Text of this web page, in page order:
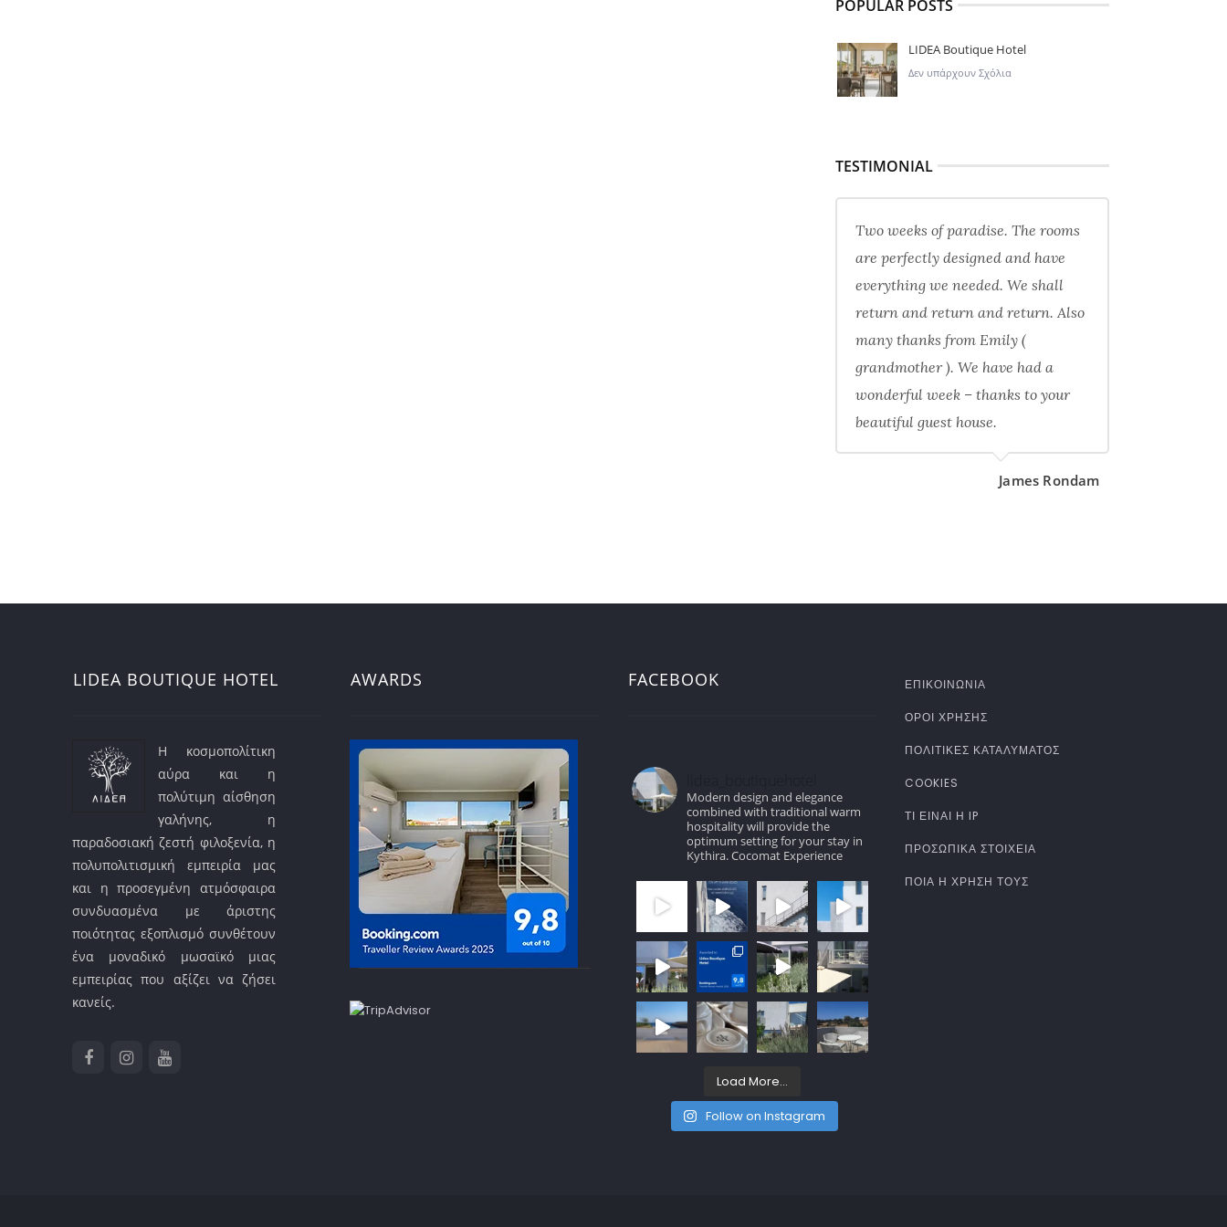
POPULAR POSTS
LIDEA Boutique Hotel
Δεν υπάρχουν Σχόλια
TESTIMONIAL
Two weeks of paradise. The rooms
are perfectly designed and have
everything we needed. We shall
return and return and return. Also
many thanks from Emily (
grandmother ). We have had a
wonderful week – thanks to your
beautiful guest house.
James Rondam
LIDEA BOUTIQUE HOTEL
Η κοσμοπολίτικη
αύρα και η
πολύτιμη αίσθηση
γαλήνης, η
παραδοσιακή ζεστή φιλοξενία, η
πολυπολιτισμική εμπειρία μας
και η προσεγμένη ατμόσφαιρα
συνδυασμένα με άριστης
ποιότητας εξοπλισμό συνθέτουν
ένα μοναδικό μωσαϊκό μιας
εμπειρίας που αξίζει να ζήσει
κανείς.
AWARDS FACEBOOK
Modern design and elegance
combined with traditional warm
hospitality will provide the
optimum setting for your stay in
Kythira.Cocomat Experience
Load More...
Follow on Instagram
ΕΠΙΚΟΙΝΩΝΙΑ
ΌΡΟΙ ΧΡΉΣΗΣ
ΠΟΛΙΤΙΚΈΣ ΚΑΤΑΛΎΜΑΤΟΣ
COOKIES
ΤΊ ΕΊΝΑΙ Η IP
ΠΡΟΣΩΠΙΚΆ ΣΤΟΙΧΕΊΑ
ΠΟΙΑ Η ΧΡΉΣΗ ΤΟΥΣ